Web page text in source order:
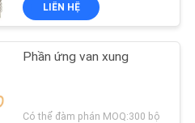
LIÊN HỆ
Phần ứng van xung
Có thể đàm phán MOQ:300 bộ